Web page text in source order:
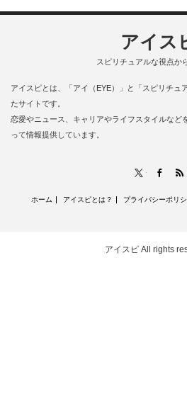
アイス
スピリチュアルな視点か
アイスピとは、「アイ（EYE）」と「スピリチュ
たサイトです。
恋愛やニュース、キャリアやライフスタイルなど
って情報提供しています。
X
ホーム アイスピとは？ プライバシーポリ
アイスピ All rights